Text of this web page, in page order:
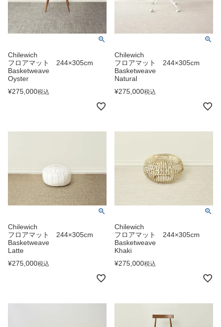
Chilewich
フロアマット 244×305cm
Basketweave
Oyster
¥275,000税込
Chilewich
フロアマット 244×305cm
Basketweave
Natural
¥275,000税込
Chilewich
フロアマット 244×305cm
Basketweave
Latte
¥275,000税込
Chilewich
フロアマット 244×305cm
Basketweave
Khaki
¥275,000税込